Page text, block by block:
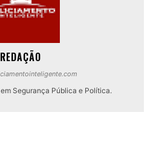
REDAÇÃO
Segurança Pública e Política.